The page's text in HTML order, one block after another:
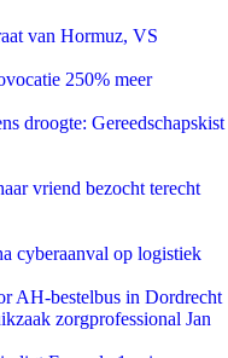
van Hormuz, VS
250% meer
droogte: Gereedschapskist
vriend bezocht terecht
cyberaanval op logistiek
AH-bestelbus in Dordrecht
zorgprofessional Jan